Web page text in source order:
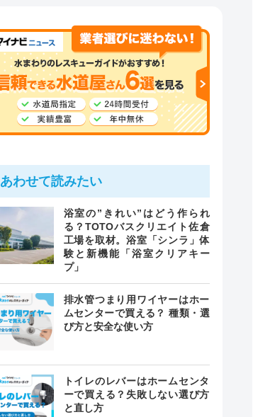
あわせて読みたい
浴室の”きれい”はどう作られ
る？TOTOバスクリエイト佐倉
工場を取材。浴室「シンラ」体
験と新機能「浴室クリアキー
プ」
排水管つまり用ワイヤーはホー
ムセンターで買える？ 種類・選
び方と安全な使い方
トイレのレバーはホームセンタ
ーで買える？失敗しない選び方
と直し方